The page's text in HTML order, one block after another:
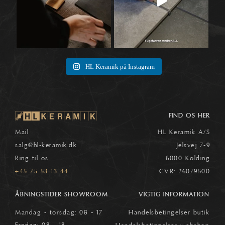
HL Keramik på Instagram
Mail
salg@hl-keramik.dk
Ring til os
+45 75 53 13 44
FIND OS HER
HL Keramik A/S
Jelsvej 7-9
6000 Kolding
CVR: 26079500
ÅBNINGSTIDER SHOWROOM
Mandag - torsdag: 08 - 17
VIGTIG INFORMATION
Handelsbetingelser butik